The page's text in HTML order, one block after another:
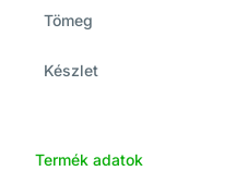
Tömeg
Készlet
Termék adatok